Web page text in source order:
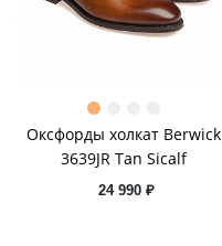
Оксфорды холкат Berwick
3639JR Tan Sicalf
24 990 ₽